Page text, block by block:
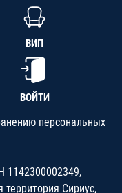
ВИП
ВОЙТИ
персональных
1142300002349,
Сириус,